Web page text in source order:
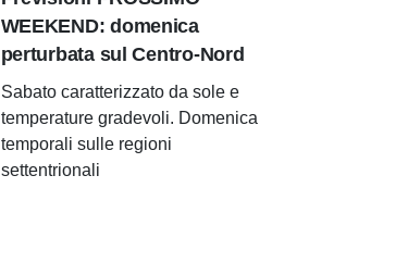
WEEKEND: domenica
perturbata sul Centro-Nord
Sabato caratterizzato da sole e
temperature gradevoli. Domenica
temporali sulle regioni
settentrionali